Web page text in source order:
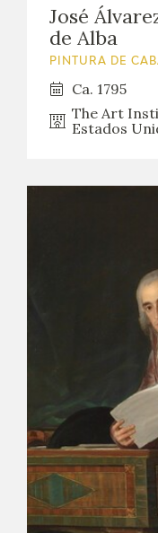
José
de Alba
PINTURA DE
Ca. 1795
The Art
Estados